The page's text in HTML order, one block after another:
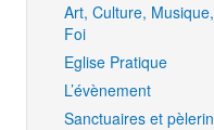
Art, Culture,
Foi
Eglise Pratique
L’évènement
Sanctuaires et